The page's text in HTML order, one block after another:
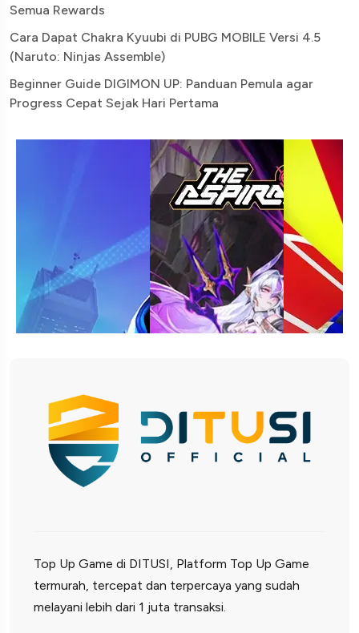
Semua Rewards
Cara Dapat Chakra Kyuubi di PUBG MOBILE Versi 4.5
(Naruto: Ninjas Assemble)
Beginner Guide DIGIMON UP: Panduan Pemula agar
Progress Cepat Sejak Hari Pertama
Top Up Game di DITUSI, Platform Top Up Game
termurah, tercepat dan terpercaya yang sudah
melayani lebih dari 1 juta transaksi.